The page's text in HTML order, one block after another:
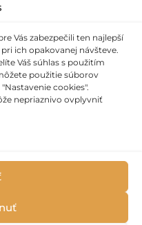
Vás zabezpečili ten najlepší
ich opakovanej návšteve.
Váš súhlas s použitím
použitie súborov
cookies".
nepriaznivo ovplyvniť
Zmena v programe!